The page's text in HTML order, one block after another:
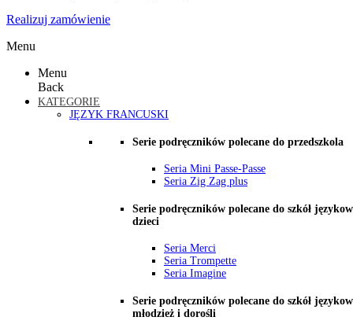
Realizuj zamówienie
Menu
Menu
Back
KATEGORIE
JĘZYK FRANCUSKI
Serie podręczników polecane do przedszkola
Seria Mini Passe-Passe
Seria Zig Zag plus
Serie podręczników polecane do szkół
dzieci
Seria Merci
Seria Trompette
Seria Imagine
Serie podręczników polecane do szkół
młodzież i dorośli